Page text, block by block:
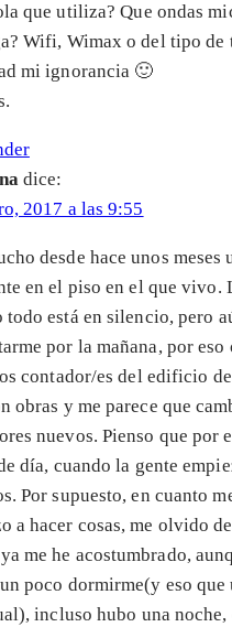
que utiliza? Que ondas
Wifi, Wimax o del tipo
mi ignorancia 🙂
dice:
2017 a las 9:55
desde hace unos meses
en el piso en el que vivo.
todo está en silencio, pero
por la mañana, por eso
contador/es del edificio
obras y me parece que
nuevos. Pienso que por
día, cuando la gente
Por supuesto, en cuanto
a hacer cosas, me olvido
me he acostumbrado,
poco dormirme(y eso que
incluso hubo una